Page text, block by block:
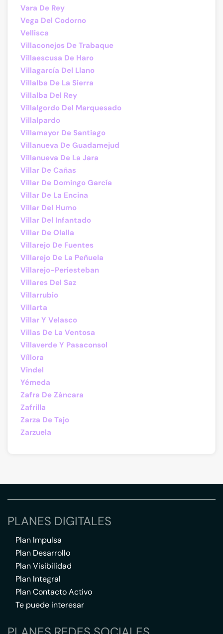
Vara De Rey
Vega Del Codorno
Vellisca
Villaconejos De Trabaque
Villaescusa De Haro
Villagarcía Del Llano
Villalba De La Sierra
Villalba Del Rey
Villalgordo Del Marquesado
Villalpardo
Villamayor De Santiago
Villanueva De Guadamejud
Villanueva De La Jara
Villar De Cañas
Villar De Domingo García
Villar De La Encina
Villar Del Humo
Villar Del Infantado
Villar De Olalla
Villarejo De Fuentes
Villarejo De La Peñuela
Villarejo-Periesteban
Villares Del Saz
Villarrubio
Villarta
Villar Y Velasco
Villas De La Ventosa
Villaverde Y Pasaconsol
Víllora
Vindel
Yémeda
Zafra De Záncara
Zafrilla
Zarza De Tajo
Zarzuela
PLANES DIGITALES
Plan Impulsa
Plan Desarrollo
Plan Visibilidad
Plan Integral
Plan Contacto Activo
Te puede interesar